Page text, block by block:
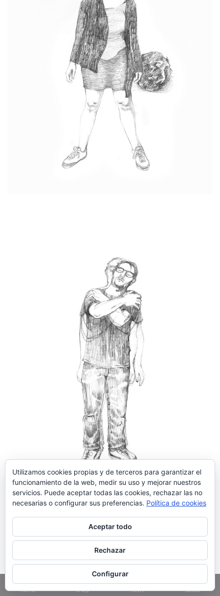
home shop news about
Utilizamos cookies propias y de terceros para garantizar el
funcionamiento de la web, medir su uso y mejorar nuestros
servicios. Puede aceptar todas las cookies, rechazar las no
necesarias o configurar sus preferencias. Política de cookies
Aceptar todo
Rechazar
Configurar